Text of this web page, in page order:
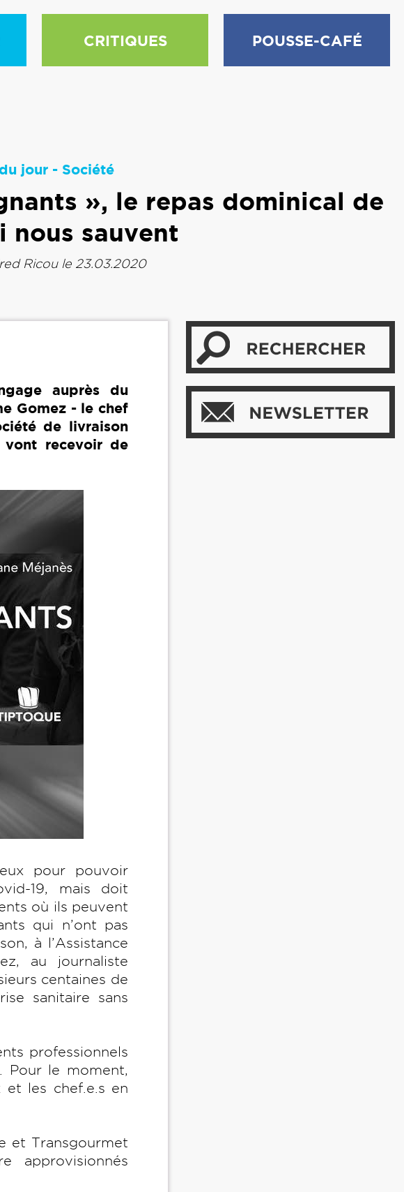
CRITIQUES POUSSE-CAFÉ
jour- Société
», le repas dominical de
nous sauvent
Ricoule 23.03.2020
auprès du
Gomez - le chef
de livraison
recevoir de
pour pouvoir
19, mais doit
où ils peuvent
qui n’ont pas
à l’Assistance
au journaliste
centaines de
sanitaire sans
professionnels
Pour le moment,
et les chef.e.s en
et Transgourmet
approvisionnés